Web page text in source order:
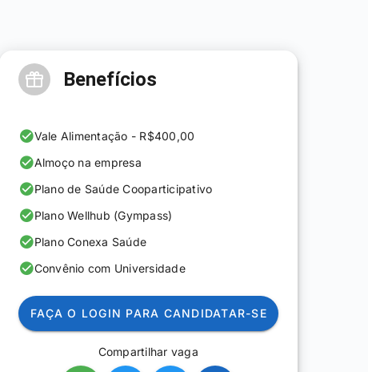
Benefícios
Vale Alimentação - R$400,00
Almoço na empresa
Plano de Saúde Cooparticipativo
Plano Wellhub (Gympass)
Plano Conexa Saúde
Convênio com Universidade
FAÇA O LOGIN PARA CANDIDATAR-SE
Compartilhar vaga